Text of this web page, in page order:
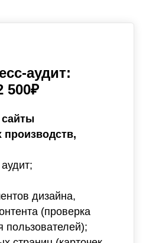
аудит:
500₽
производств,
дизайна,
(проверка
пользователей);